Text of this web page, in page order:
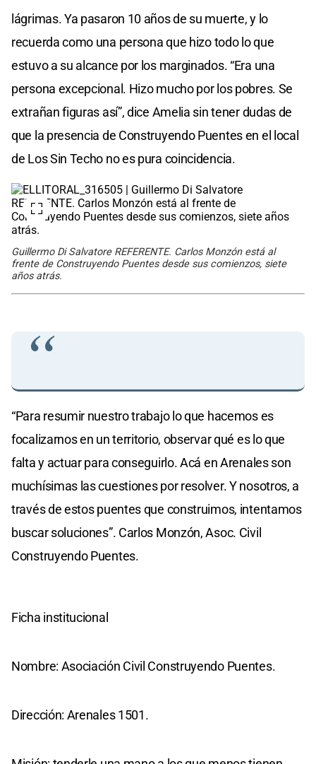
lágrimas. Ya pasaron 10 años de su muerte, y lo
recuerda como una persona que hizo todo lo que
estuvo a su alcance por los marginados. “Era una
persona excepcional. Hizo mucho por los pobres. Se
extrañan figuras así”, dice Amelia sin tener dudas de
que la presencia de Construyendo Puentes en el local
de Los Sin Techo no es pura coincidencia.
Guillermo Di Salvatore REFERENTE. Carlos Monzón está al
frente de Construyendo Puentes desde sus comienzos, siete
años atrás.
“Para resumir nuestro trabajo lo que hacemos es
focalizarnos en un territorio, observar qué es lo que
falta y actuar para conseguirlo. Acá en Arenales son
muchísimas las cuestiones por resolver. Y nosotros, a
través de estos puentes que construimos, intentamos
buscar soluciones”. Carlos Monzón, Asoc. Civil
Construyendo Puentes.
Ficha institucional
Nombre: Asociación Civil Construyendo Puentes.
Dirección: Arenales 1501.